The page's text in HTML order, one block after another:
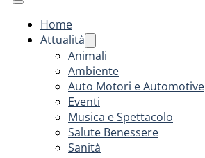
Home
Attualità
Animali
Ambiente
Auto Motori e Automotive
Eventi
Musica e Spettacolo
Salute Benessere
Sanità